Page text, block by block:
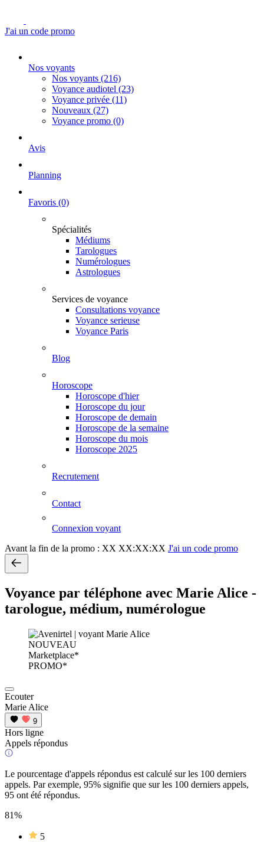
J'ai un code promo
Nos voyants
Nos voyants (216)
Voyance audiotel (23)
Voyance privée (11)
Nouveaux (27)
Voyance promo (0)
Avis
Planning
Favoris (0)
Spécialités
Médiums
Tarologues
Numérologues
Astrologues
Services de voyance
Consultations voyance
Voyance serieuse
Voyance Paris
Blog
Horoscope
Horoscope d'hier
Horoscope du jour
Horoscope de demain
Horoscope de la semaine
Horoscope du mois
Horoscope 2025
Recrutement
Contact
Connexion voyant
Avant la fin de la promo : XX XX:XX:XX J'ai un code promo
Voyance par téléphone avec Marie Alice -
tarologue, médium, numérologue
NOUVEAU
Marketplace*
PROMO*
Ecouter
Marie Alice
9
Hors ligne
Appels répondus
Le pourcentage d'appels répondus est calculé sur les 100 derniers
appels. Par exemple, 95% signifie que sur les 100 derniers appels,
95 ont été répondus.
81%
5